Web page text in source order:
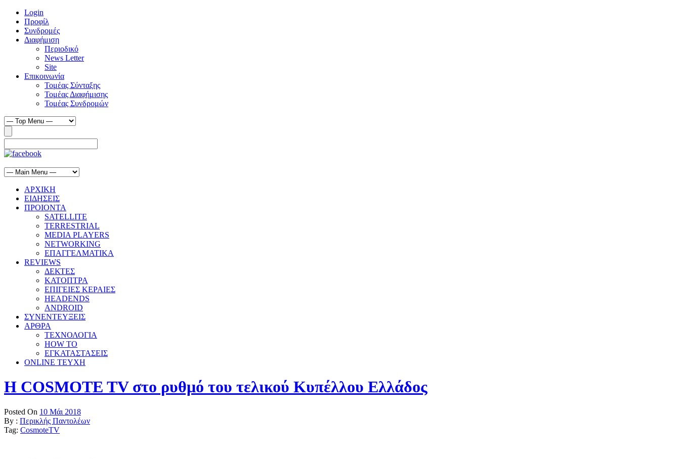
Login
Προφίλ
Συνδρομές
Διαφήμιση
Περιοδικό
News Letter
Site
Επικοινωνία
Τομέας Σύνταξης
Τομέας Διαφήμισης
Τομέας Συνδρομών
ΑΡΧΙΚΗ
ΕΙΔΗΣΕΙΣ
ΠΡΟΙΟΝΤΑ
SATELLITE
TERRESTRIAL
MEDIA PLAYERS
NETWORKING
ΕΠΑΓΓΕΛΜΑΤΙΚΑ
REVIEWS
ΔΕΚΤΕΣ
ΚΑΤΟΠΤΡΑ
ΕΠΙΓΕΙΕΣ ΚΕΡΑΙΕΣ
HEADENDS
ANDROID
ΣΥΝΕΝΤΕΥΞΕΙΣ
ΑΡΘΡΑ
ΤΕΧΝΟΛΟΓΙΑ
HOW TO
ΕΓΚΑΤΑΣΤΑΣΕΙΣ
ONLINE TEYXH
Η COSMOTE TV στο ρυθμό του τελικού Κυπέλλου Ελλάδος
Posted On 10 Μάι 2018
By : Περικλής Παντολέων
Tag: CosmoteTV